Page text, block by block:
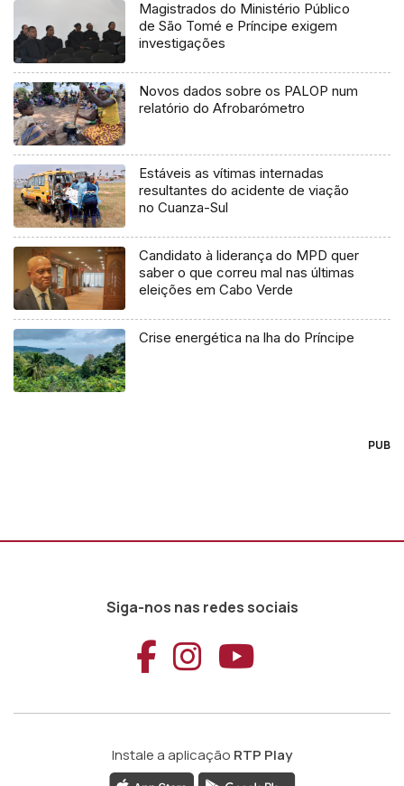
Magistrados do Ministério Público
de São Tomé e Príncipe exigem
investigações
Novos dados sobre os PALOP num
relatório do Afrobarómetro
Estáveis as vítimas internadas
resultantes do acidente de viação
no Cuanza-Sul
Candidato à liderança do MPD quer
saber o que correu mal nas últimas
eleições em Cabo Verde
Crise energética na lha do Príncipe
PUB
Siga-nos nas redes sociais
Aceder ao
Aceder ao
Aceder
Instale a aplicação RTP Play